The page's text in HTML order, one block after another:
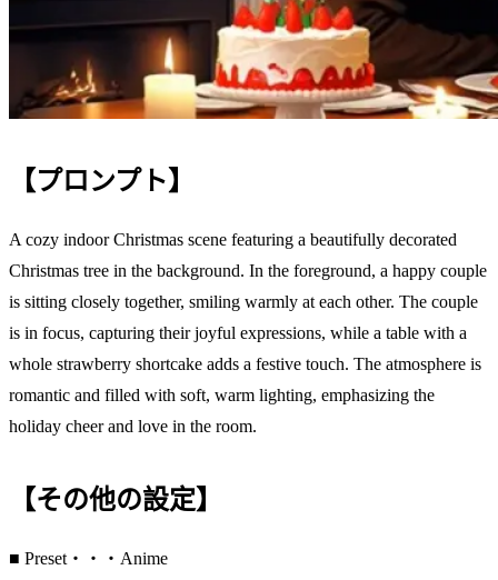
【プロンプト】
A cozy indoor Christmas scene featuring a beautifully decorated
Christmas tree in the background. In the foreground, a happy couple
is sitting closely together, smiling warmly at each other. The couple
is in focus, capturing their joyful expressions, while a table with a
whole strawberry shortcake adds a festive touch. The atmosphere is
romantic and filled with soft, warm lighting, emphasizing the
holiday cheer and love in the room.
【その他の設定】
■ Preset・・・Anime